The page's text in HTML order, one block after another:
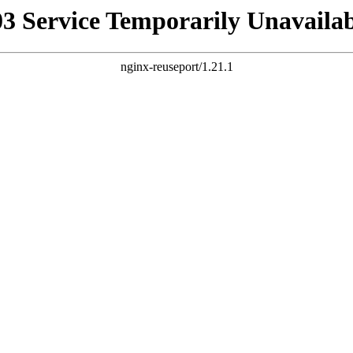
Service Temporarily
nginx-reuseport/1.21.1